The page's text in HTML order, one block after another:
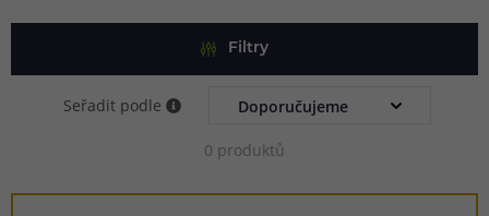
které jinde nenajdete.
Filtry
Seřadit podle
0 produktů